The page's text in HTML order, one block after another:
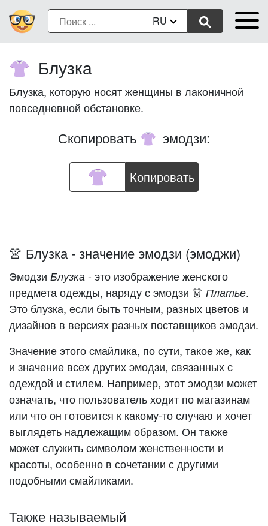
RU
👚 Блузка
Блузка, которую носят женщины в лаконичной
повседневной обстановке.
Скопировать 👚 эмодзи:
Копировать
👚 Блузка - значение эмодзи (эмоджи)
Эмодзи Блузка - это изображение женского
предмета одежды, наряду с эмодзи 👗 Платье.
Это блузка, если быть точным, разных цветов и
дизайнов в версиях разных поставщиков эмодзи.
Значение этого смайлика, по сути, такое же, как
и значение всех других эмодзи, связанных с
одеждой и стилем. Например, этот эмодзи может
означать, что пользователь ходит по магазинам
или что он готовится к какому-то случаю и хочет
выглядеть надлежащим образом. Он также
может служить символом женственности и
красоты, особенно в сочетании с другими
подобными смайликами.
Также называемый